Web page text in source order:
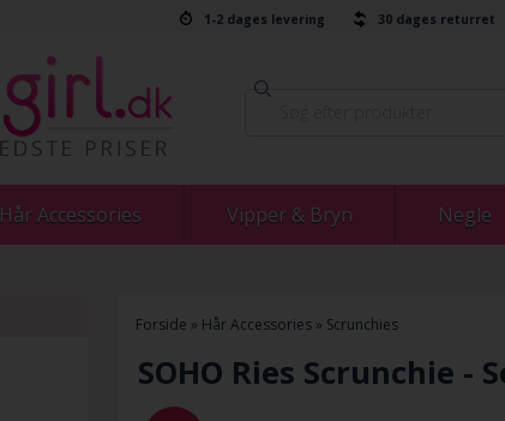
1-2 dages levering 30 dages returret
Hår Accessories Vipper & Bryn Negle
Forside » Hår Accessories» Scrunchies
SOHO Ries Scrunchie -